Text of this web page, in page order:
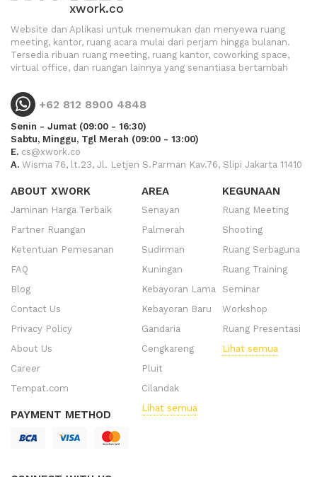
xwork.co
Website dan Aplikasi untuk menemukan dan menyewa ruang
meeting, kantor, ruang acara mulai dari perjam hingga bulanan.
Tersedia ribuan ruang meeting, ruang kantor, coworking space,
virtual office, dan ruangan lainnya yang senantiasa bertambah
+62 812 8900 4848
Senin - Jumat (09:00 - 16:30)
Sabtu, Minggu, Tgl Merah (09:00 - 13:00)
E. cs@xwork.co
A. Wisma 76, lt.23, Jl. Letjen S.Parman Kav.76, Slipi Jakarta 11410
ABOUT XWORK
Jaminan Harga Terbaik
Partner Ruangan
Ketentuan Pemesanan
FAQ
Blog
Contact Us
Privacy Policy
About Us
Career
Tempat.com
PAYMENT METHOD
AREA
Senayan
Palmerah
Sudirman
Kuningan
Kebayoran Lama
Kebayoran Baru
Gandaria
Cengkareng
Pluit
Cilandak
Lihat semua
KEGUNAAN
Ruang Meeting
Shooting
Ruang Serbaguna
Ruang Training
Seminar
Workshop
Ruang Presentasi
Lihat semua